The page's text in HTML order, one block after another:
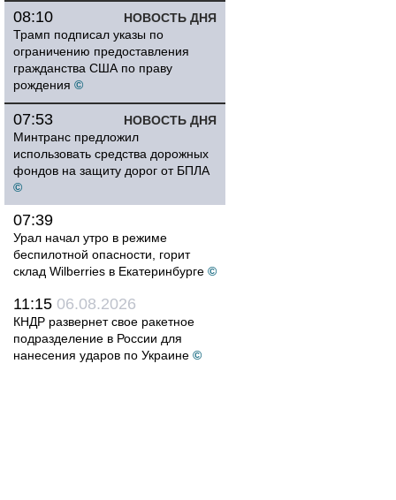
НОВОСТЬ ДНЯ
08:10
Трамп подписал указы по
ограничению предоставления
гражданства США по праву
рождения ©
НОВОСТЬ ДНЯ
07:53
Минтранс предложил
использовать средства дорожных
фондов на защиту дорог от БПЛА
©
07:39
Урал начал утро в режиме
беспилотной опасности, горит
склад Wilberries в Екатеринбурге ©
11:15 06.08.2026
КНДР развернет свое ракетное
подразделение в России для
нанесения ударов по Украине ©